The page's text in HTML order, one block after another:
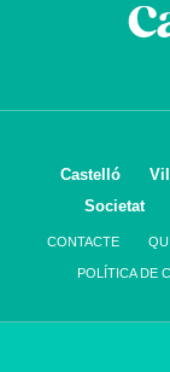
Castelló
Societat
CONTACTE
POLÍTICA DE